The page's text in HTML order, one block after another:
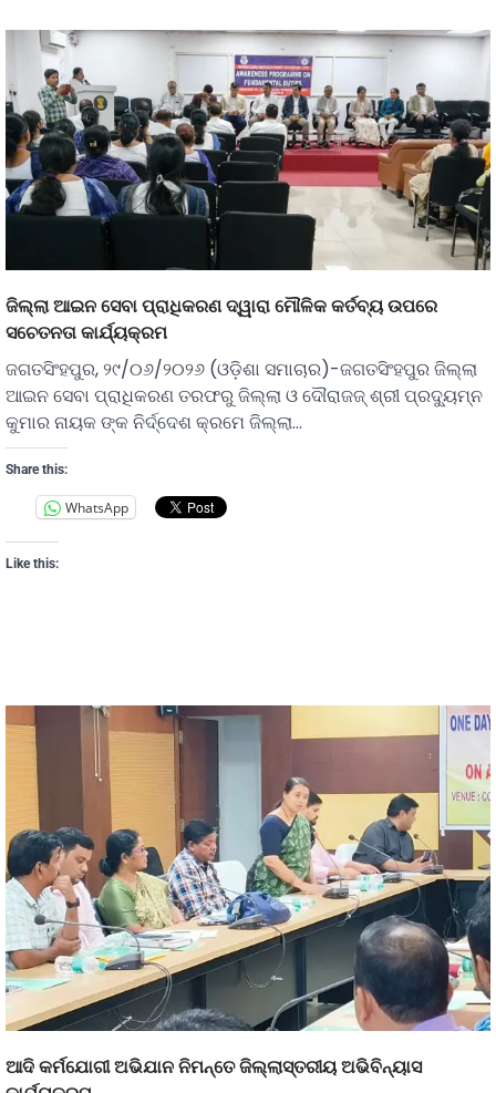
ଜିଲ୍ଲା ଆଇନ ସେବା ପ୍ରାଧିକରଣ ଦ୍ୱାରା ମୌଳିକ କର୍ତବ୍ୟ ଉପରେ
ସଚେତନତା କାର୍ଯ୍ୟକ୍ରମ
ଜଗତସିଂହପୁର, ୨୯/୦୬/୨୦୨୬ (ଓଡ଼ିଶା ସମାଚାର)-ଜଗତସିଂହପୁର ଜିଲ୍ଲା
ଆଇନ ସେବା ପ୍ରାଧିକରଣ ତରଫରୁ ଜିଲ୍ଲା ଓ ଦୌରାଜଜ୍ ଶ୍ରୀ ପ୍ରଦ୍ୟୁମ୍ନ
କୁମାର ନାୟକ ଙ୍କ ନିର୍ଦ୍ଦେଶ କ୍ରମେ ଜିଲ୍ଲା…
Share this:
WhatsApp
Like this:
ଆଦି କର୍ମଯୋଗୀ ଅଭିଯାନ ନିମନ୍ତେ ଜିଲ୍ଲାସ୍ତରୀୟ ଅଭିବିନ୍ୟାସ